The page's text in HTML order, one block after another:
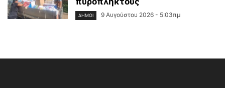
ΔΉΜΟΙ 9 Αυγούστου 2026 - 5:03πμ